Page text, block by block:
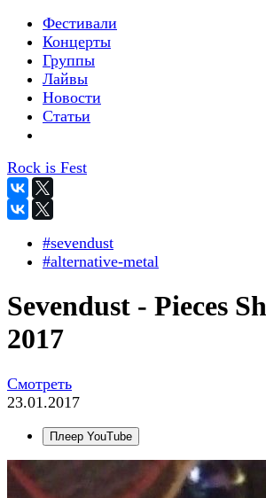
Фестивали
Концерты
Группы
Лайвы
Новости
Статьи
Rock is Fest
#sevendust
#alternative-metal
Sevendust - Pieces
2017
Смотреть
23.01.2017
Плеер YouTube